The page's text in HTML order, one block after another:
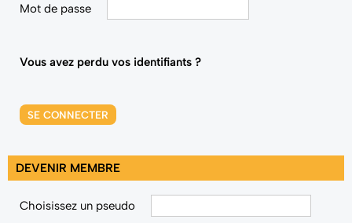
Mot de passe
Vous avez perdu vos identifiants ?
SE CONNECTER
DEVENIR MEMBRE
Choisissez un pseudo